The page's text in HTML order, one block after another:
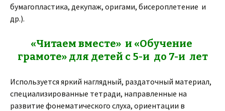
бумагопластика, декупаж, оригами, бисероплетение и
др.).
«Читаем вместе» и «Обучение
грамоте» для детей с 5-и до 7-и лет
Используется яркий наглядный, раздаточный материал,
специализированные тетради, направленные на
развитие фонематического слуха, ориентации в